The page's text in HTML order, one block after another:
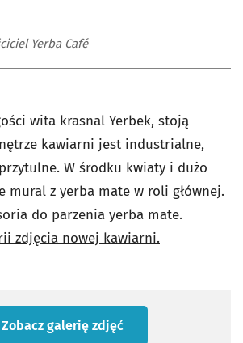
Yerba Café
wita krasnal Yerbek, stoją
kawiarni jest industrialne,
W środku kwiaty i dużo
mural z yerba mate w roli głównej.
do parzenia yerba mate.
zdjęcia nowej kawiarni.
Zobacz galerię zdjęć